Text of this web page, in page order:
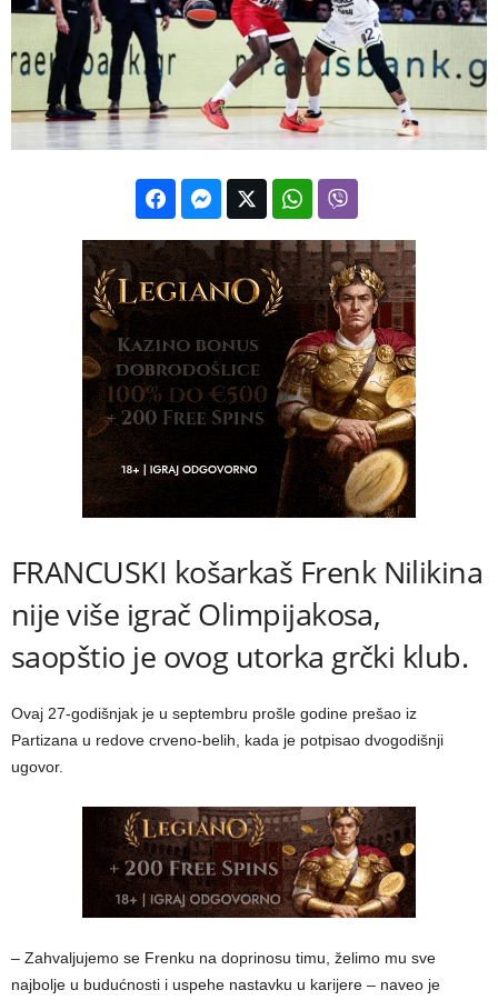
FRANCUSKI košarkaš Frenk Nilikina
nije više igrač Olimpijakosa,
saopštio je ovog utorka grčki klub.
Ovaj 27-godišnjak je u septembru prošle godine prešao iz
Partizana u redove crveno-belih, kada je potpisao dvogodišnji
ugovor.
– Zahvaljujemo se Frenku na doprinosu timu, želimo mu sve
najbolje u budućnosti i uspehe nastavku u karijere – naveo je